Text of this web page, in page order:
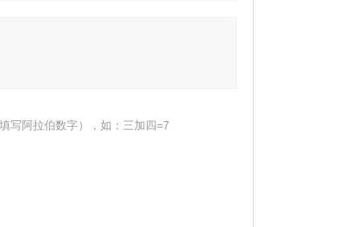
写阿拉伯数字），如：三加四=7